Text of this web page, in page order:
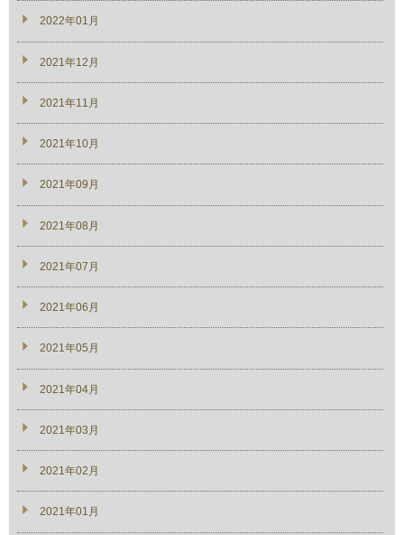
2022年01月
2021年12月
2021年11月
2021年10月
2021年09月
2021年08月
2021年07月
2021年06月
2021年05月
2021年04月
2021年03月
2021年02月
2021年01月